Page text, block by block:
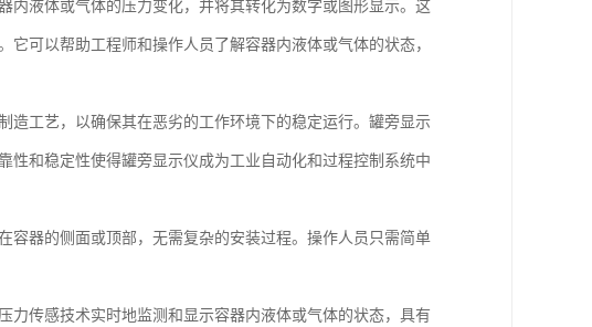
内液体或气体的压力变化，并将其转化为数字或图形显示。这
可以帮助工程师和操作人员了解容器内液体或气体的状态，
造工艺，以确保其在恶劣的工作环境下的稳定运行。罐旁显示
性和稳定性使得罐旁显示仪成为工业自动化和过程控制系统中
容器的侧面或顶部，无需复杂的安装过程。操作人员只需简单
力传感技术实时地监测和显示容器内液体或气体的状态，具有